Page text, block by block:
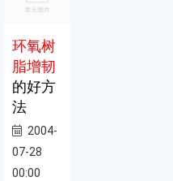
环氧树
脂增韧
的好方
法
2004-
07-28
00:00